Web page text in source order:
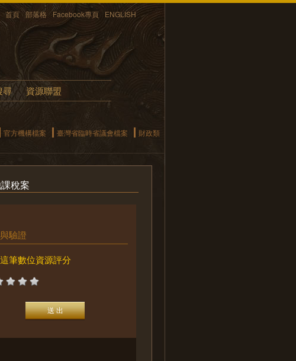
首頁 部落格 Facebook專頁 ENGLISH
尋 資源聯盟
官方機構檔案 臺灣省臨時省議會檔案
財政類
稅案
驗證
筆數位資源評分